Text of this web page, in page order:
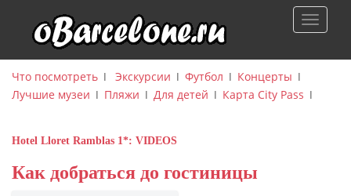
p
Что посмотреть ǀ Экскурсии ǀ Футбол ǀ Концерты ǀ
Лучшие музеи ǀ Пляжи ǀ Для детей ǀ Карта City Pass ǀ
Hotel Lloret Ramblas 1*: VIDEOS
Как добраться до гостиницы